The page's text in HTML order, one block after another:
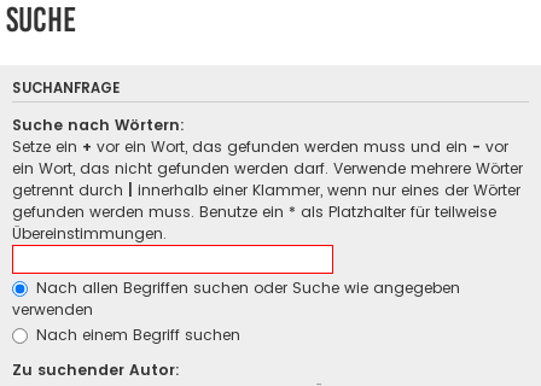
Suche
SUCHANFRAGE
Suche nach Wörtern:
Setze ein + vor ein Wort, das gefunden werden muss und ein - vor
ein Wort, das nicht gefunden werden darf. Verwende mehrere Wörter
getrennt durch
innerhalb einer Klammer, wenn nur eines der Wörter
gefunden werden muss. Benutze ein * als Platzhalter für teilweise
Übereinstimmungen.
Nach allen Begriffen suchen oder Suche wie angegeben
verwenden
Nach einem Begriff suchen
Zu suchender Autor: